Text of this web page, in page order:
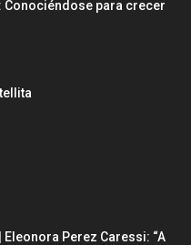
Conociéndose para crecer
Perez Caressi: “A